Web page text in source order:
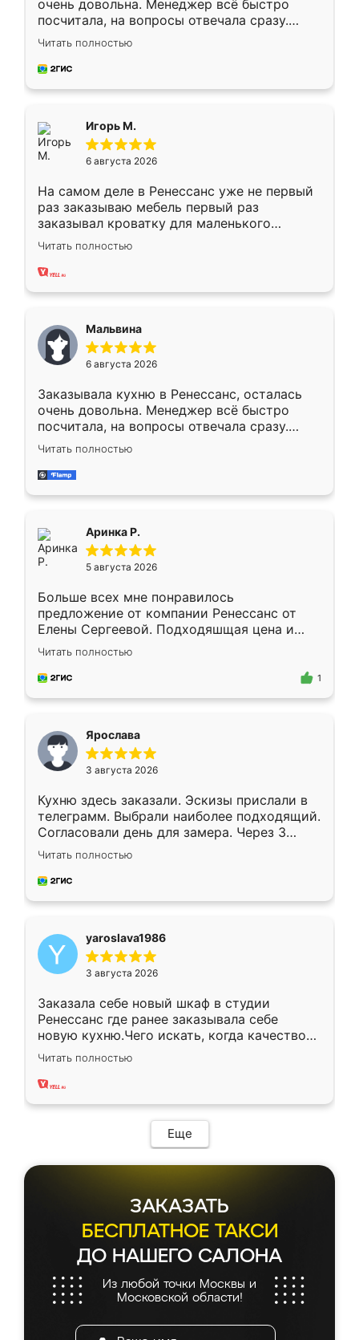
очень довольна. Менеджер всё быстро
посчитала, на вопросы отвечала сразу.
Замерщик приехал в субботу, подошёл к
делу со всей ответственностью. Собрали
за день, ребята работали аккуратно, даже
Читать полностью
Игорь М.
6 августа 2026
На самом деле в Ренессанс уже не первый
раз заказываю мебель первый раз
заказывал кроватку для маленького
ребёнка при его рождении ,во второй раз
заказал шкаф-купе. По качеству очень
хорошее сборка достаточно быстрая,
меньше, здесь же он более разнообразный.
Мне нравится ,если что-то потребуется из
мебели буду заказывать только здесь.
Читать полностью
Мальвина
6 августа 2026
Заказывала кухню в Ренессанс, осталась
очень довольна. Менеджер всё быстро
посчитала, на вопросы отвечала сразу.
Замерщик приехал в субботу, подошёл к
делу со всей ответственностью. Собрали
за день, ребята работали аккуратно, даже
Читать полностью
Аринка Р.
5 августа 2026
Больше всех мне понравилось
предложение от компании Ренессанс от
Елены Сергеевой. Подходяшщая цена и
короткие сроки изготовления. Приехавший
для замера сотрудник Владислав
предложил по моему эскизу самый
Читать полностью
1
Ярослава
3 августа 2026
Кухню здесь заказали. Эскизы прислали в
телеграмм. Выбрали наиболее подходящий.
Согласовали день для замера. Через 3
недели кухня была уже готова. Остались
довольны работой. Спасибо Ренессанс
мебель за качественную работу!
Читать полностью
yaroslava1986
3 августа 2026
Заказала себе новый шкаф в студии
Ренессанс где ранее заказывала себе
новую кухню.Чего искать, когда качеством
вполне довольна. Служит кухня уже почти
два года, нареканий нет.
Читать полностью
Еще
ЗАКАЗАТЬ
БЕСПЛАТНОЕ ТАКСИ
ДО НАШЕГО САЛОНА
Из любой точки Москвы и
Московской области!